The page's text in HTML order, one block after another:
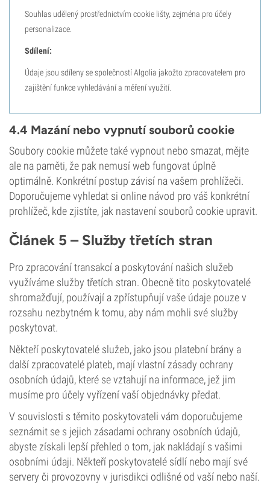
Souhlas udělený prostřednictvím cookie lišty, zejména pro účely
personalizace.
Sdílení:
Údaje jsou sdíleny se společností Algolia jakožto zpracovatelem pro
zajištění funkce vyhledávání a měření využití.
4.4 Mazání nebo vypnutí souborů cookie
Soubory cookie můžete také vypnout nebo smazat, mějte
ale na paměti, že pak nemusí web fungovat úplně
optimálně. Konkrétní postup závisí na vašem prohlížeči.
Doporučujeme vyhledat si online návod pro váš konkrétní
prohlížeč, kde zjistíte, jak nastavení souborů cookie upravit.
Článek 5 – Služby třetích stran
Pro zpracování transakcí a poskytování našich služeb
využíváme služby třetích stran. Obecně tito poskytovatelé
shromažďují, používají a zpřístupňují vaše údaje pouze v
rozsahu nezbytném k tomu, aby nám mohli své služby
poskytovat.
Někteří poskytovatelé služeb, jako jsou platební brány a
další zpracovatelé plateb, mají vlastní zásady ochrany
osobních údajů, které se vztahují na informace, jež jim
musíme pro účely vyřízení vaší objednávky předat.
V souvislosti s těmito poskytovateli vám doporučujeme
seznámit se s jejich zásadami ochrany osobních údajů,
abyste získali lepší přehled o tom, jak nakládají s vašimi
osobními údaji. Někteří poskytovatelé sídlí nebo mají své
servery či provozovny v jurisdikci odlišné od vaší nebo naší.